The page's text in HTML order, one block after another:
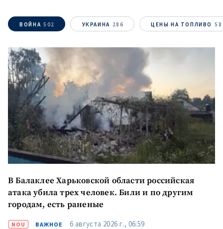
Отправить
информацию
О ZDG
în Română in English
ВОЙНА 502 УКРАИНА 286 ЦЕНЫ НА ТОПЛИВО 58
В Балаклее Харьковской области российская
атака убила трех человек. Били и по другим
городам, есть раненые
NOU ВАЖНОЕ 6 августа 2026 г., 06:59